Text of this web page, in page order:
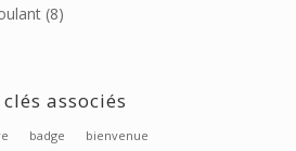
(8)
associés
badge
bienvenue